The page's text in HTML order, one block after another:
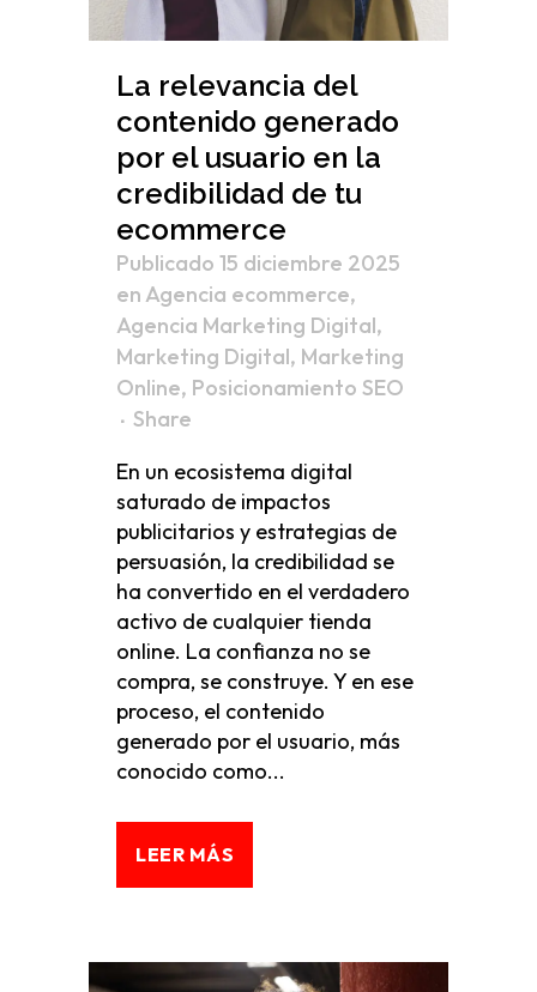
La relevancia del
contenido generado
por el usuario en la
credibilidad de tu
ecommerce
Publicado 15 diciembre 2025
en Agencia ecommerce,
Agencia Marketing Digital,
Marketing Digital, Marketing
Online, Posicionamiento SEO
Share
En un ecosistema digital
saturado de impactos
publicitarios y estrategias de
persuasión, la credibilidad se
ha convertido en el verdadero
activo de cualquier tienda
online. La confianza no se
compra, se construye. Y en ese
proceso, el contenido
generado por el usuario, más
conocido como...
LEER MÁS